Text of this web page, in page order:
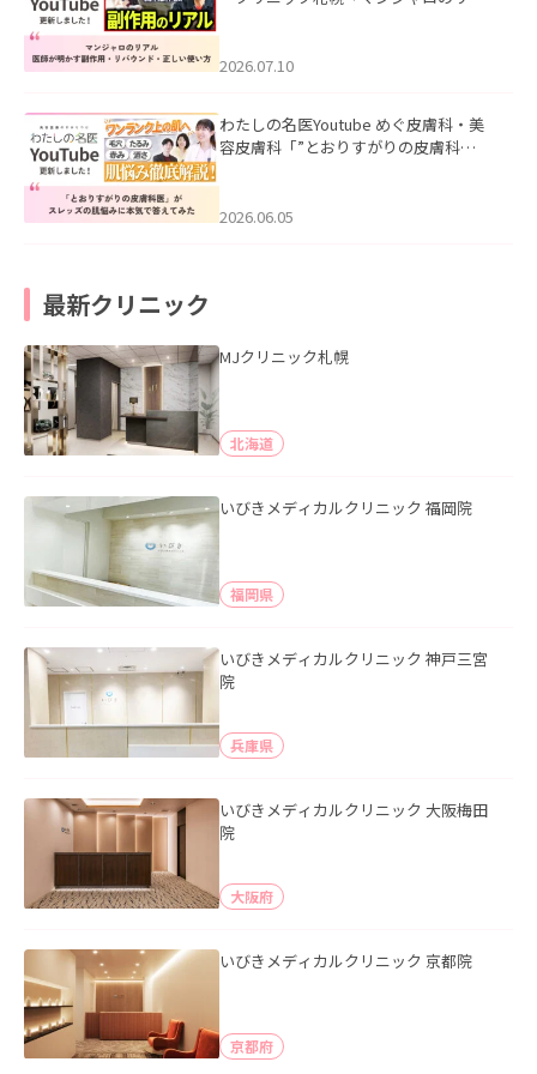
た。
2026.07.10
わたしの名医Youtube めぐ皮膚科・美
容皮膚科「”とおりすがりの皮膚科
2026.06.05
最新クリニック
MJクリニック札幌
北海道
いびきメディカルクリニック 福岡院
福岡県
いびきメディカルクリニック 神戸三宮
院
兵庫県
いびきメディカルクリニック 大阪梅田
院
大阪府
いびきメディカルクリニック 京都院
京都府